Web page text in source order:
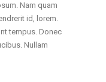
Nam quam
id, lorem.
tempus. Donec
Nullam